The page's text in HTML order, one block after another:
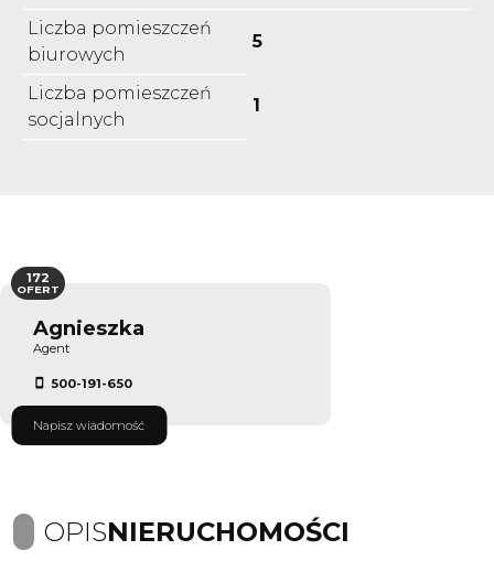
Liczba pomieszczeń
biurowych
5
Liczba pomieszczeń
socjalnych
1
Agnieszka
Agent
500-191-650
Napisz wiadomość
172
OFERT
OPISNIERUCHOMOŚCI